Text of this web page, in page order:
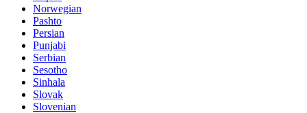
Norwegian
Pashto
Persian
Punjabi
Serbian
Sesotho
Sinhala
Slovak
Slovenian